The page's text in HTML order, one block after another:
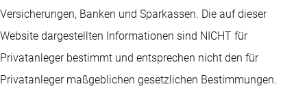
Versicherungen, Banken und Sparkassen. Die auf dieser
Website dargestellten Informationen sind NICHT für
Privatanleger bestimmt und entsprechen nicht den für
Privatanleger maßgeblichen gesetzlichen Bestimmungen.